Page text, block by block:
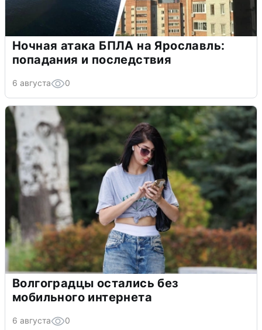
Ночная атака БПЛА на Ярославль:
попадания и последствия
6 августа 0
Волгоградцы остались без
мобильного интернета
6 августа 0